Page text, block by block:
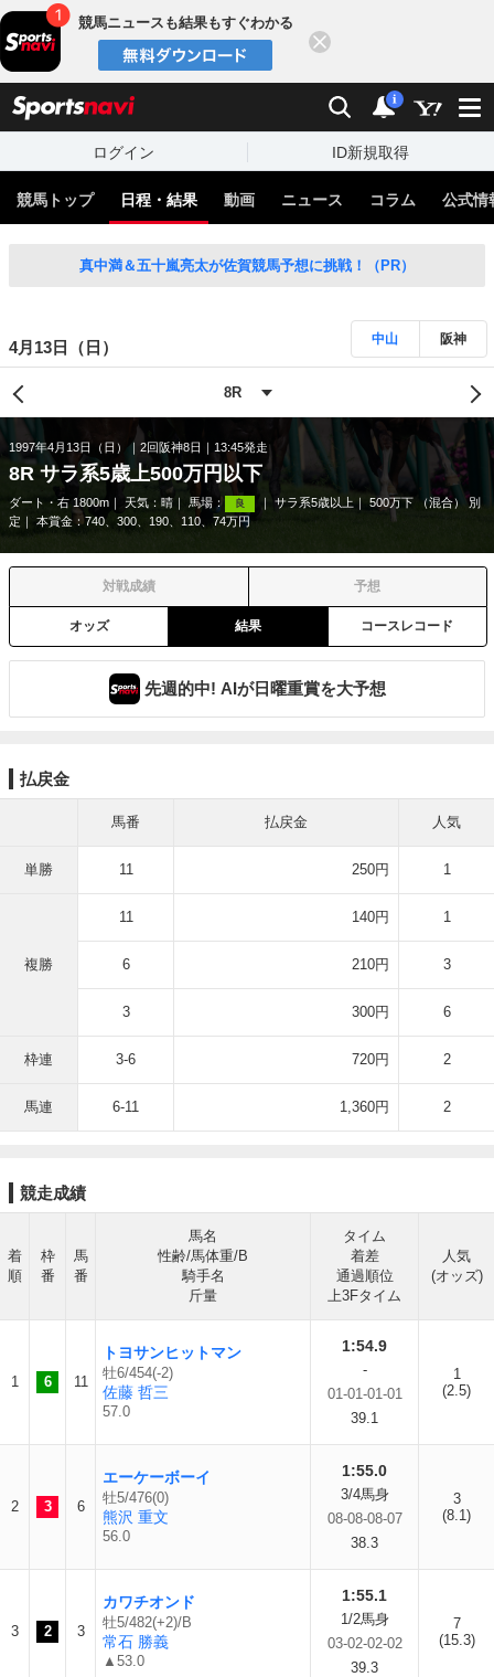
競馬ニュースも結果もすぐわかる
検索 通知
i
ログイン ID新規取得
競馬トップ 日程・結果 動画 ニュース コラム 公式情
真中満＆五十嵐亮太が佐賀競馬予想に挑戦！（PR）
4月13日（日） 中山 阪神
1997年4月13日（日） 2回阪神8日 13:45発走
8R サラ系5歳上500万円以下
ダート・右 1800m 天気： 晴 馬場： 良 サラ系5歳以上
500万下 （混合） 別
定
本賞金：740、300、190、110、74万円
対戦成績 予想
オッズ 結果 コースレコード
先週的中! AIが日曜重賞を大予想
払戻金
馬番 払戻金 人気
単勝 11 250円 1
複勝
11 140円 1
6 210円 3
3 300円 6
枠連 3-6 720円 2
馬連 6-11 1,360円 2
競走成績
着
順
枠
番
馬
番
馬名
性齢/馬体重/B
騎手名
斤量
タイム
着差
通過順位
上3Fタイム
人気
(オッズ)
1 6 11
トヨサンヒットマン
牡6/454(-2)
佐藤 哲三
57.0
1:54.9
-
01-01-01-01
39.1
1
(2.5)
2 3 6
エーケーボーイ
牡5/476(0)
熊沢 重文
56.0
1:55.0
3/4馬身
08-08-08-07
38.3
3
(8.1)
3 2 3
カワチオンド
牡5/482(+2)/B
常石 勝義
▲53.0
1:55.1
1/2馬身
03-02-02-02
39.3
7
(15.3)